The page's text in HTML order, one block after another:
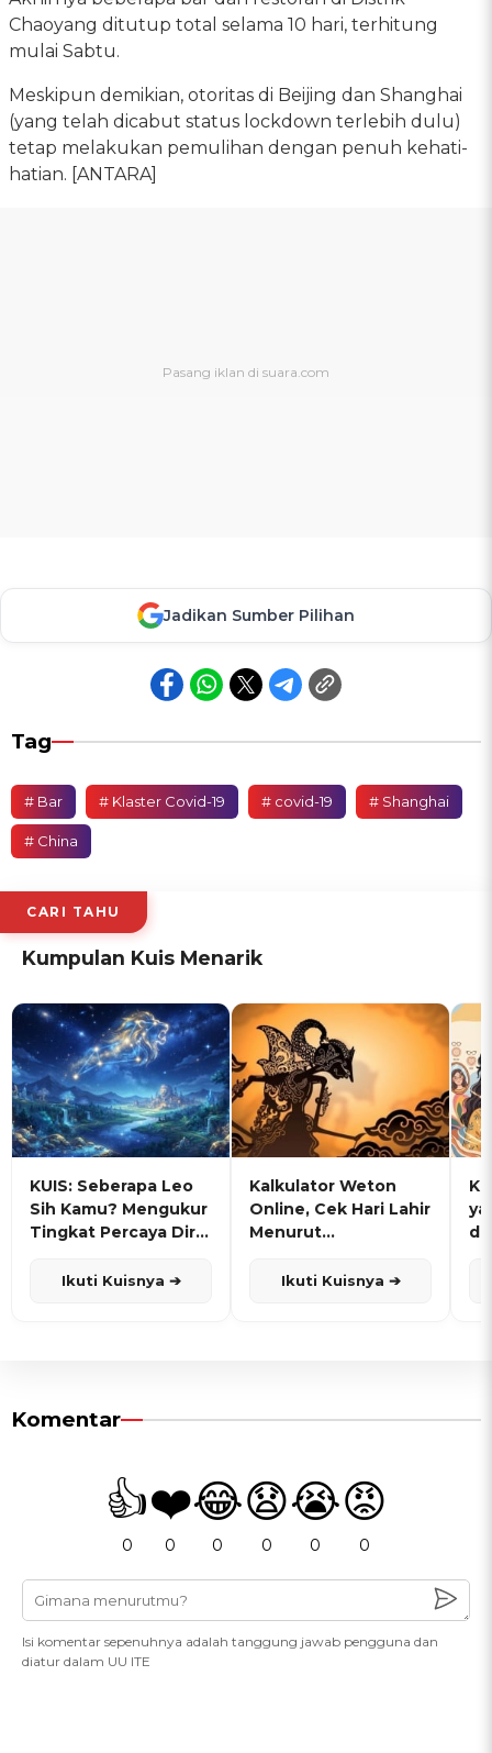
Chaoyang ditutup total selama 10 hari, terhitung
mulai Sabtu.
Meskipun demikian, otoritas di Beijing dan Shanghai
(yang telah dicabut status lockdown terlebih dulu)
tetap melakukan pemulihan dengan penuh kehati-
hatian. [ANTARA]
Jadikan Sumber Pilihan
Tag
# Bar # Klaster Covid-19 # covid-19 # Shanghai
# China
CARI TAHU
Kumpulan Kuis Menarik
KUIS: Seberapa Leo
Sih Kamu? Mengukur
Tingkat Percaya Diri
Ikuti Kuisnya ➔
Kalkulator Weton
Online, Cek Hari Lahir
Menurut
Ikuti Kuisnya ➔
Komentar
👍
0
❤️
0
😂
0
😧
0
😭
0
😡
0
Isi komentar sepenuhnya adalah tanggung jawab pengguna dan
diatur dalam UU ITE